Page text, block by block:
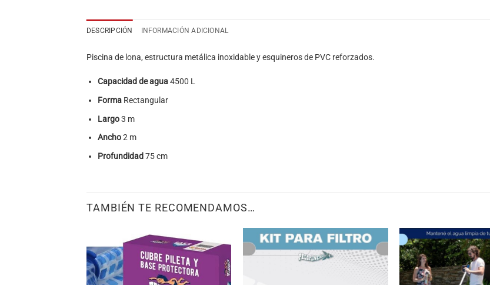
DESCRIPCIÓN INFORMACIÓN ADICIONAL
Piscina de lona, estructura metálica inoxidable y esquineros de PVC reforzados.
Capacidad de agua4500 L
Forma Rectangular
Largo3 m
Ancho2 m
Profundidad75 cm
TAMBIÉN TE RECOMENDAMOS…